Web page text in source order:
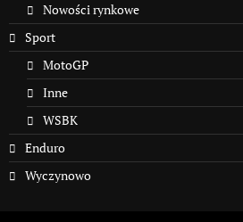
Nowości rynkowe
Sport
MotoGP
Inne
WSBK
Enduro
Wyczynowo